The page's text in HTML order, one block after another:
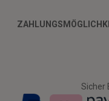
Sicher